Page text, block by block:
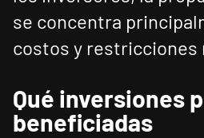
se concentra
costos y restricciones
Qué inversiones
beneficiadas